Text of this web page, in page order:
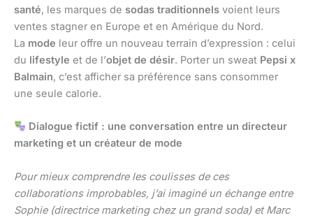
santé, les marques de sodas traditionnels voient leurs
ventes stagner en Europe et en Amérique du Nord.
La mode leur offre un nouveau terrain d’expression : celui
du lifestyle et de l’objet de désir. Porter un sweat Pepsi x
Balmain, c’est afficher sa préférence sans consommer
une seule calorie.
Dialogue fictif : une conversation entre un directeur
marketing et un créateur de mode
Pour mieux comprendre les coulisses de ces
collaborations improbables, j’ai imaginé un échange entre
Sophie (directrice marketing chez un grand soda) et Marc